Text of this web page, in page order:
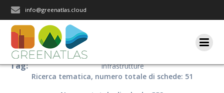
info@greenatlas.cloud
Tag:
Infrastrutture
Ricerca tematica, numero totale di schede: 51